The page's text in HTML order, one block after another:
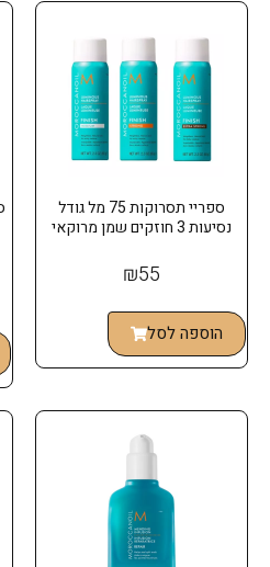
ספריי תסרוקות 75 מל גודל
נסיעות 3 חוזקים שמן מרוקאי
₪55
הוספה לסל